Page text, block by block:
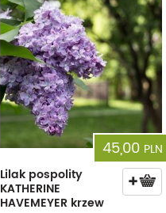
45,00 PLN
Lilak pospolity
KATHERINE
HAVEMEYER krzew